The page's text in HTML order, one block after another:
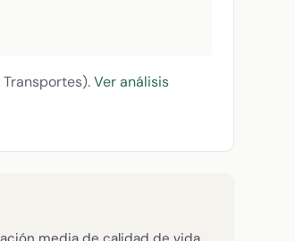
Ver análisis